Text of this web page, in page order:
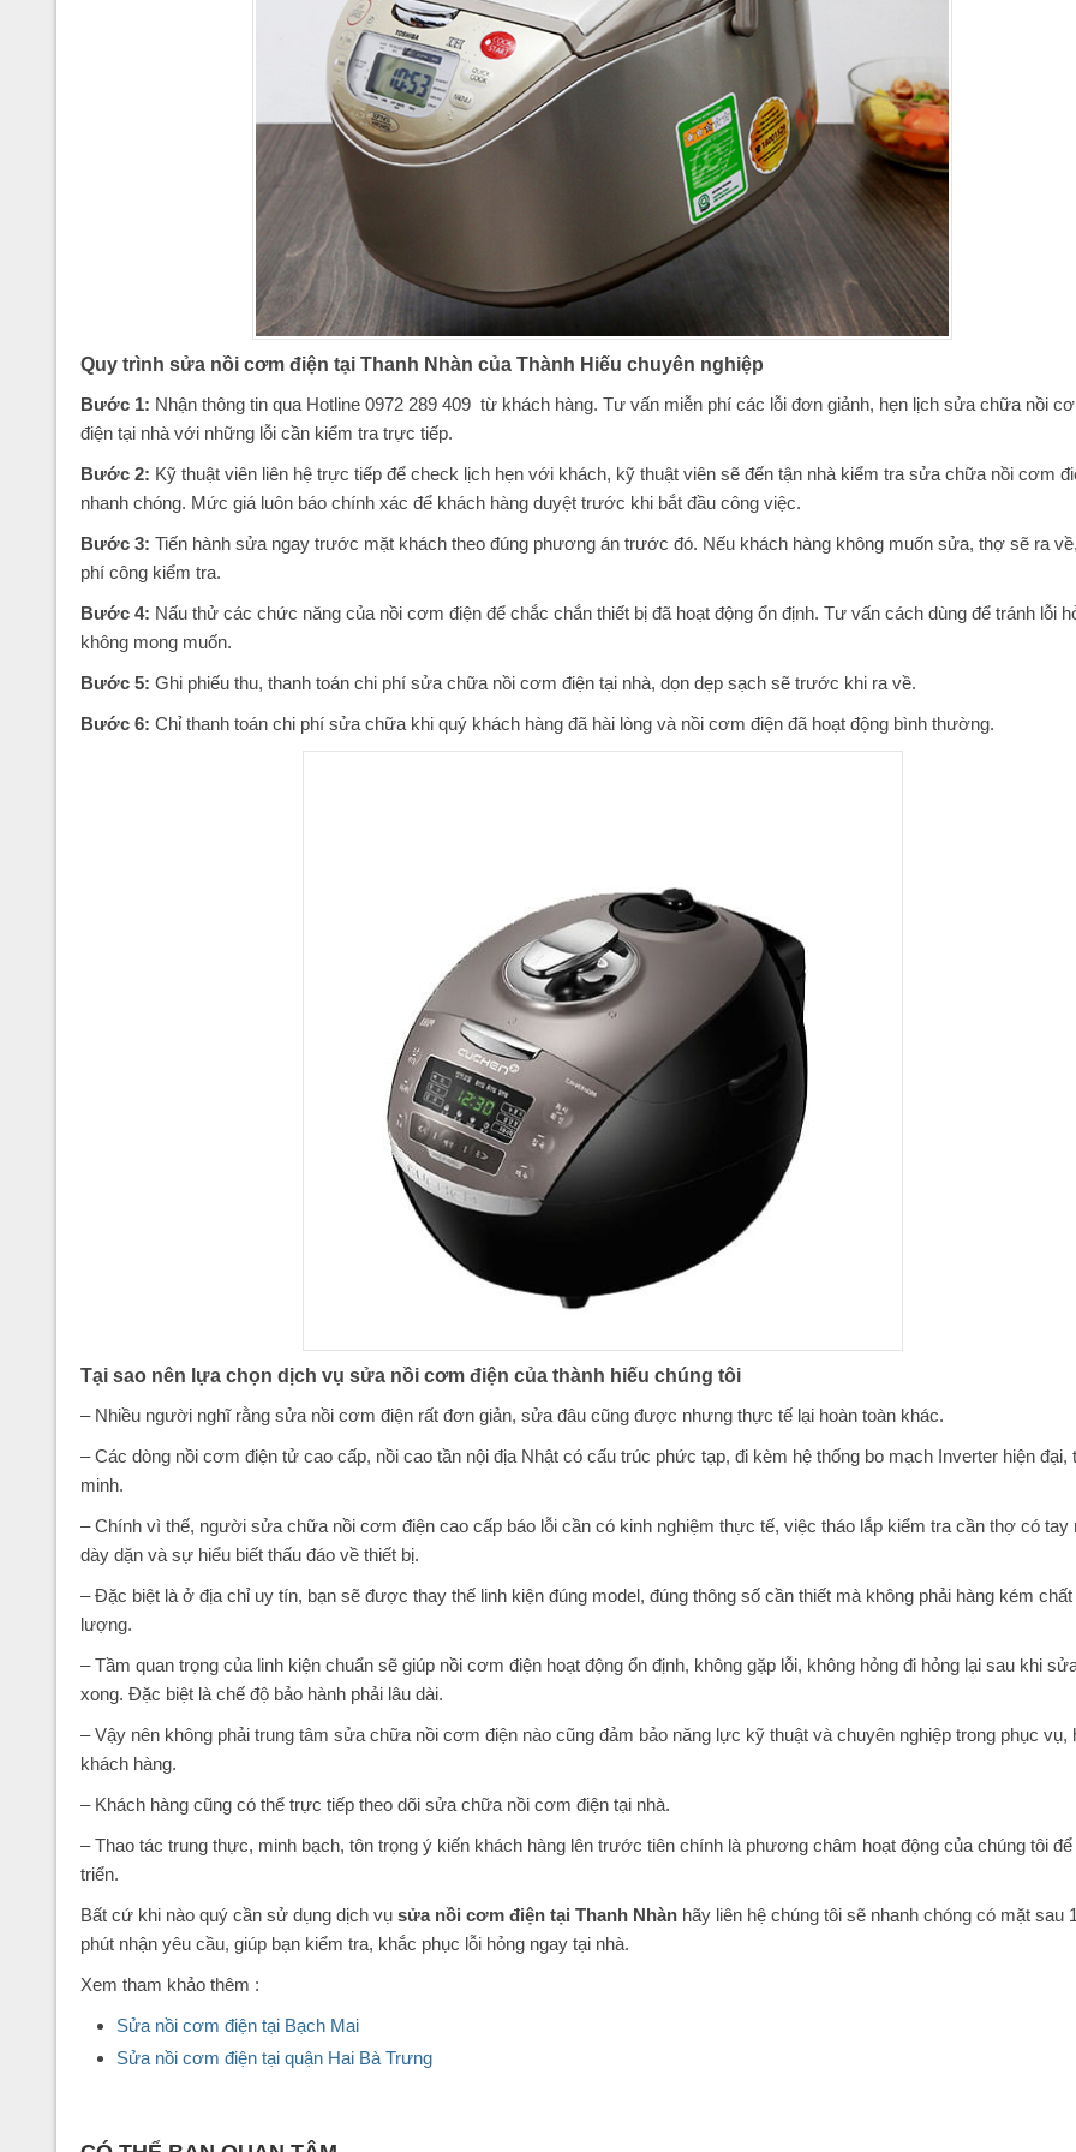
Quy trình sửa nồi cơm điện tại Thanh Nhàn của Thành Hiếu chuyên nghiệp
Bước 1: Nhận thông tin qua Hotline 0972 289 409 từ khách hàng. Tư vấn miễn phí các lỗi đơn giảnh, hẹn lịch sửa chữa nồi
điện tại nhà với những lỗi cần kiểm tra trực tiếp.
Bước 2: Kỹ thuật viên liên hệ trực tiếp để check lịch hẹn với khách, kỹ thuật viên sẽ đến tận nhà kiểm tra sửa chữa nồi cơm
nhanh chóng. Mức giá luôn báo chính xác để khách hàng duyệt trước khi bắt đầu công việc.
Bước 3: Tiến hành sửa ngay trước mặt khách theo đúng phương án trước đó. Nếu khách hàng không muốn sửa, thợ sẽ ra
phí công kiểm tra.
Bước 4: Nấu thử các chức năng của nồi cơm điện để chắc chắn thiết bị đã hoạt động ổn định. Tư vấn cách dùng để tránh lỗi
không mong muốn.
Bước 5: Ghi phiếu thu, thanh toán chi phí sửa chữa nồi cơm điện tại nhà, dọn dẹp sạch sẽ trước khi ra về.
Bước 6: Chỉ thanh toán chi phí sửa chữa khi quý khách hàng đã hài lòng và nồi cơm điện đã hoạt động bình thường.
Tại sao nên lựa chọn dịch vụ sửa nồi cơm điện của thành hiếu chúng tôi
– Nhiều người nghĩ rằng sửa nồi cơm điện rất đơn giản, sửa đâu cũng được nhưng thực tế lại hoàn toàn khác.
– Các dòng nồi cơm điện tử cao cấp, nồi cao tần nội địa Nhật có cấu trúc phức tạp, đi kèm hệ thống bo mạch Inverter hiện đại,
minh.
– Chính vì thế, người sửa chữa nồi cơm điện cao cấp báo lỗi cần có kinh nghiệm thực tế, việc tháo lắp kiểm tra cần thợ có tay
dày dặn và sự hiểu biết thấu đáo về thiết bị.
– Đặc biệt là ở địa chỉ uy tín, bạn sẽ được thay thế linh kiện đúng model, đúng thông số cần thiết mà không phải hàng kém chất
lượng.
– Tầm quan trọng của linh kiện chuẩn sẽ giúp nồi cơm điện hoạt động ổn định, không gặp lỗi, không hỏng đi hỏng lại sau khi
xong. Đặc biệt là chế độ bảo hành phải lâu dài.
– Vậy nên không phải trung tâm sửa chữa nồi cơm điện nào cũng đảm bảo năng lực kỹ thuật và chuyên nghiệp trong phục vụ,
khách hàng.
– Khách hàng cũng có thể trực tiếp theo dõi sửa chữa nồi cơm điện tại nhà.
– Thao tác trung thực, minh bạch, tôn trọng ý kiến khách hàng lên trước tiên chính là phương châm hoạt động của chúng tôi để
triển.
Bất cứ khi nào quý cần sử dụng dịch vụ sửa nồi cơm điện tại Thanh Nhàn hãy liên hệ chúng tôi sẽ nhanh chóng có mặt sau
phút nhận yêu cầu, giúp bạn kiểm tra, khắc phục lỗi hỏng ngay tại nhà.
Xem tham khảo thêm :
Sửa nồi cơm điện tại Bạch Mai
Sửa nồi cơm điện tại quận Hai Bà Trưng